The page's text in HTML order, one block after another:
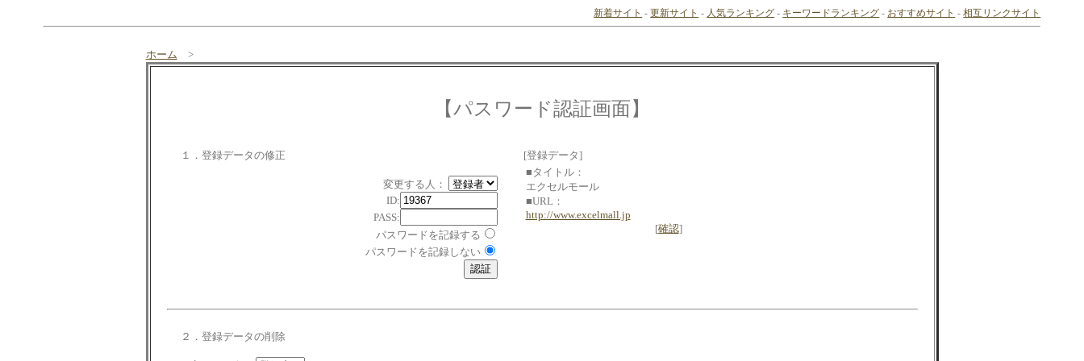
新着サイト -更新サイト - 人気ランキング - キーワードランキング - おすすめサイト -相互リンクサイト
ホーム >
【パスワード認証画面】
１．登録データの修正
変更する人：
ID:
PASS:
パスワードを記録する
パスワードを記録しない
[登録データ]
■タイトル：
エクセルモール
■URL：
http://www.excelmall.jp
[確認]
２．登録データの削除